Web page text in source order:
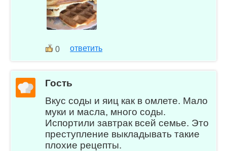
0 ответить
Гость
Вкус соды и яиц как в омлете. Мало
муки и масла, много соды.
Испортили завтрак всей семье. Это
преступление выкладывать такие
плохие рецепты.